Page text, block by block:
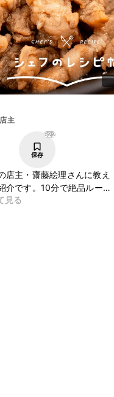
主
622
保存
店主・齋藤絵理さんに教え
介です。10分で絶品ルー
の機会に作ってみてくださ
見る